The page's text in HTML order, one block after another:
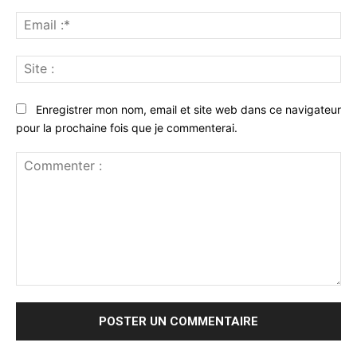
:*
:
Enregistrer mon nom, email et site web dans ce navigateur
pour la prochaine fois que je commenterai.